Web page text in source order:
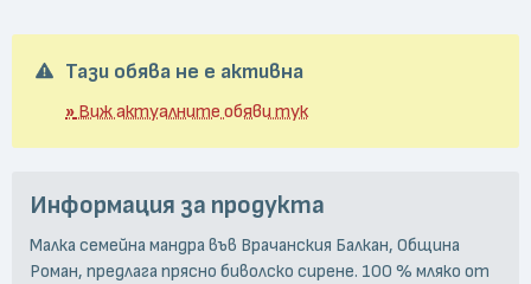
Тази обява не е активна
»Виж актуалните обяви тук
Информация за продукта
Малка семейна мандра във Врачанския Балкан, Община
Роман, предлага прясно биволско сирене. 100 % мляко от